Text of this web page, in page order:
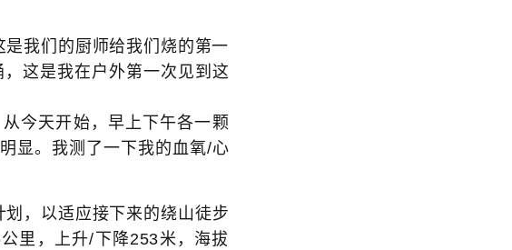
我们的厨师给我们烧的第一
这是我在户外第一次见到这
今天开始，早上下午各一颗
显。我测了一下我的血氧/心
，以适应接下来的绕山徒步
里，上升/下降253米，海拔